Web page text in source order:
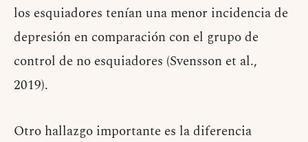
los esquiadores tenían una menor incidencia de
depresión en comparación con el grupo de
control de no esquiadores (Svensson et al.,
2019).
Otro hallazgo importante es la diferencia